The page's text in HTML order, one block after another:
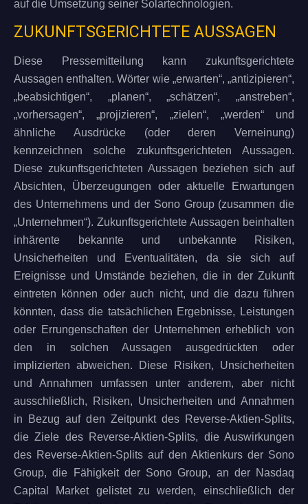
auf die Umsetzung seiner Solartechnologien.
ZUKUNFTSGERICHTETE AUSSAGEN
Diese Pressemitteilung kann zukunftsgerichtete
Aussagen enthalten. Wörter wie „erwarten“, „antizipieren“,
„beabsichtigen“, „planen“, „schätzen“, „anstreben“,
„vorhersagen“, „projizieren“, „zielen“, „werden“ und
ähnliche Ausdrücke (oder deren Verneinung)
kennzeichnen solche zukunftsgerichteten Aussagen.
Diese zukunftsgerichteten Aussagen beziehen sich auf
Absichten, Überzeugungen oder aktuelle Erwartungen
des Unternehmens und der Sono Group (zusammen die
„Unternehmen“). Zukunftsgerichtete Aussagen beinhalten
inhärente bekannte und unbekannte Risiken,
Unsicherheiten und Eventualitäten, da sie sich auf
Ereignisse und Umstände beziehen, die in der Zukunft
eintreten können oder auch nicht, und die dazu führen
könnten, dass die tatsächlichen Ergebnisse, Leistungen
oder Errungenschaften der Unternehmen erheblich von
den in solchen Aussagen ausgedrückten oder
implizierten abweichen. Diese Risiken, Unsicherheiten
und Annahmen umfassen unter anderem, aber nicht
ausschließlich, Risiken, Unsicherheiten und Annahmen
in Bezug auf den Zeitpunkt des Reverse-Aktien-Splits,
die Ziele des Reverse-Aktien-Splits, die Auswirkungen
des Reverse-Aktien-Splits auf den Aktienkurs der Sono
Group, die Fähigkeit der Sono Group, an der Nasdaq
Capital Market gelistet zu werden, einschließlich der